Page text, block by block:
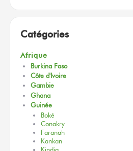
Catégories
Afrique
Burkina Faso
Côte d'Ivoire
Gambie
Ghana
Guinée
Boké
Conakry
Faranah
Kankan